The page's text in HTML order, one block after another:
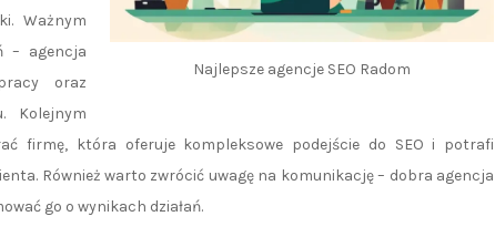
Najlepsze agencje SEO Radom
Ważnym
– agencja
oraz
Kolejnym
firmę, która oferuje kompleksowe podejście do SEO i potrafi
Również warto zwrócić uwagę na komunikację – dobra agencja
go o wynikach działań.